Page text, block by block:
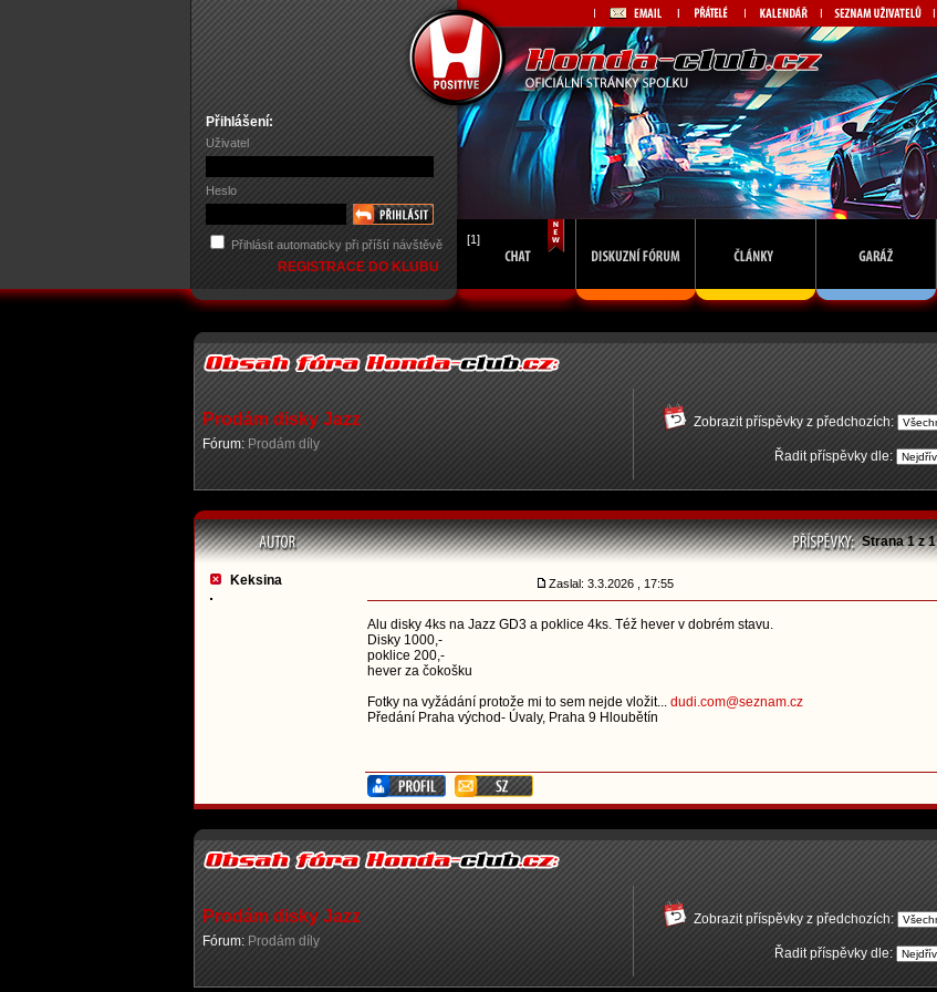
Přihlášení:
Uživatel
Heslo
Přihlásit automaticky při příští návštěvě
REGISTRACE DO KLUBU
[1]
Prodám disky Jazz
Fórum: Prodám díly
Zobrazit příspěvky z předchozích:
Řadit příspěvky dle:
Strana1z1
Keksina Zaslal: 3.3.2026 , 17:55
Alu disky 4ks na Jazz GD3 a poklice 4ks. Též hever v dobrém stavu.
Disky 1000,-
poklice 200,-
hever za čokošku
Fotky na vyžádání protože mi to sem nejde vložit... dudi.com@seznam.cz
Předání Praha východ- Úvaly, Praha 9 Hloubětín
Prodám disky Jazz
Fórum: Prodám díly
Zobrazit příspěvky z předchozích:
Řadit příspěvky dle: